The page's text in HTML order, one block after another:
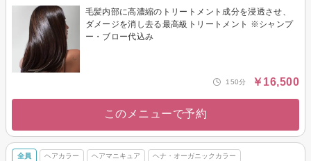
毛髪内部に高濃縮のトリートメント成分を浸透させ、
ダメージを消し去る最高級トリートメント ※シャンプ
ー・ブロー代込み
150分 ￥16,500
このメニューで予約
全員 ヘアカラー ヘアマニキュア ヘナ・オーガニックカラー